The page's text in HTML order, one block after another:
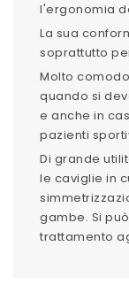
l'ergonomia
La sua
soprattutto
Molto
quando si
e anche in
pazienti
Di grande
le caviglie in
gambe. Si
trattamento